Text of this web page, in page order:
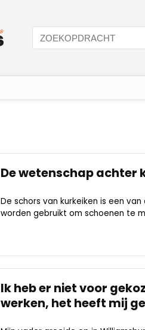
De wetenschap achter
De schors van kurkeiken is een
worden gebruikt om schoenen te
Ik heb er niet voor
werken, het heeft mij